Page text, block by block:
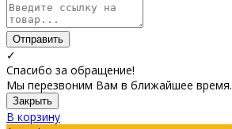
Отправить
✓
Спасибо за обращение!
Мы перезвоним Вам в ближайшее время.
Закрыть
В корзину